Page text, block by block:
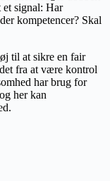
et signal: Har
kompetencer? Skal
til at sikre en fair
fra at være kontrol
har brug for
her kan